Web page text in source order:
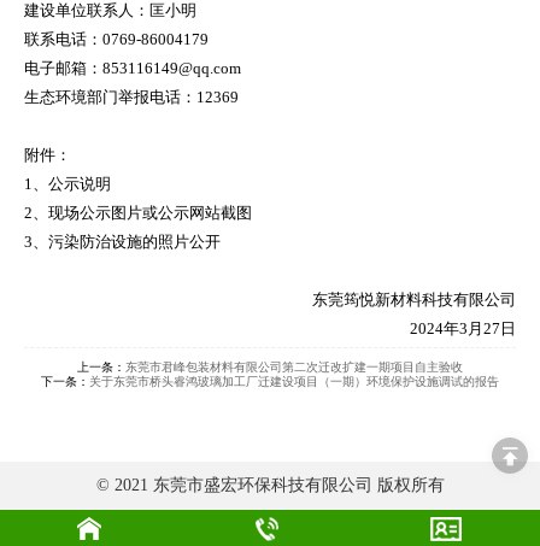
建设单位联系人：匡小明
联系电话：0769-86004179
电子邮箱：853116149@qq.com
生态环境部门举报电话：12369
附件：
1、公示说明
2、现场公示图片或公示网站截图
3、污染防治设施的照片公开
东莞筠悦新材料科技有限公司
2024年3月27日
上一条： 东莞市君峰包装材料有限公司第二次迁改扩建一期项目自主验收
下一条： 关于东莞市桥头睿鸿玻璃加工厂迁建设项目（一期）环境保护设施调试的报告
© 2021 东莞市盛宏环保科技有限公司 版权所有